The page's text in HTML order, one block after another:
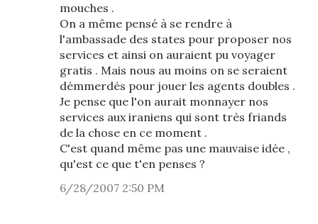
mouches .
On a même pensé à se rendre à
l'ambassade des states pour proposer nos
services et ainsi on auraient pu voyager
gratis . Mais nous au moins on se seraient
démmerdés pour jouer les agents doubles .
Je pense que l'on aurait monnayer nos
services aux iraniens qui sont très friands
de la chose en ce moment .
C'est quand même pas une mauvaise idée ,
qu'est ce que t'en penses ?
6/28/2007 2:50 PM